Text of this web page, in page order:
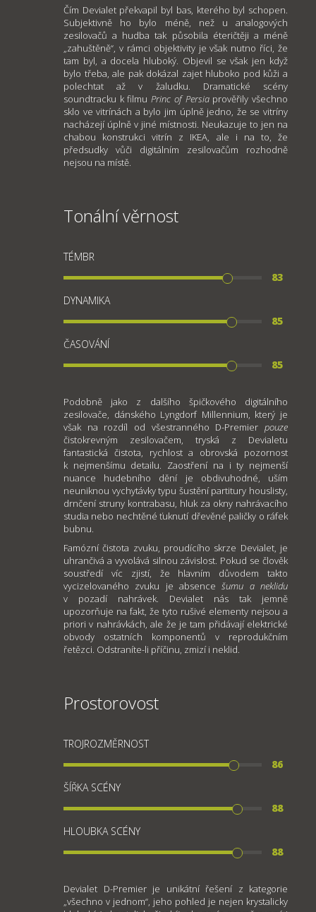
Čím Devialet překvapil byl bas, kterého byl schopen.
Subjektivně ho bylo méně, než u analogových
zesilovačů a hudba tak působila éteričtěji a méně
„zahuštěně“, v rámci objektivity je však nutno říci, že
tam byl, a docela hluboký. Objevil se však jen když
bylo třeba, ale pak dokázal zajet hluboko pod kůži a
polechtat až v žaludku. Dramatické scény
soundtracku k filmuPrinc of Persiaprověřily všechno
sklo ve vitrínách a bylo jim úplně jedno, že se vitríny
nacházejí úplně v jiné místnosti. Neukazuje to jen na
chabou konstrukci vitrín z IKEA, ale i na to, že
předsudky vůči digitálním zesilovačům rozhodně
nejsou na místě.
Tonální věrnost
TÉMBR
83
DYNAMIKA
85
ČASOVÁNÍ
85
Podobně jako z dalšího špičkového digitálního
zesilovače, dánského Lyngdorf Millennium, který je
však na rozdíl od všestranného D-Premier pouze
čistokrevným zesilovačem, tryská z Devialetu
fantastická čistota, rychlost a obrovská pozornost
k nejmenšímu detailu. Zaostření na i ty nejmenší
nuance hudebního dění je obdivuhodné, uším
neuniknou vychytávky typu šustění partitury houslisty,
drnčení struny kontrabasu, hluk za okny nahrávacího
studia nebo nechtěné ťuknutí dřevěné paličky o ráfek
bubnu.
Famózní čistota zvuku, proudícího skrze Devialet, je
uhrančivá a vyvolává silnou závislost. Pokud se člověk
soustředí víc zjistí, že hlavním důvodem takto
vycizelovaného zvuku je absencešumu a neklidu
v pozadí nahrávek. Devialet nás tak jemně
upozorňuje na fakt, že tyto rušivé elementy nejsou a
priori v nahrávkách, ale že je tam přidávají elektrické
obvody ostatních komponentů v reprodukčním
řetězci. Odstraníte-li příčinu, zmizí i neklid.
Prostorovost
TROJROZMĚRNOST
86
ŠÍŘKA SCÉNY
88
HLOUBKA SCÉNY
88
Devialet D-Premier je unikátní řešení z kategorie
„všechno v jednom“, jeho pohled je nejen krystalicky